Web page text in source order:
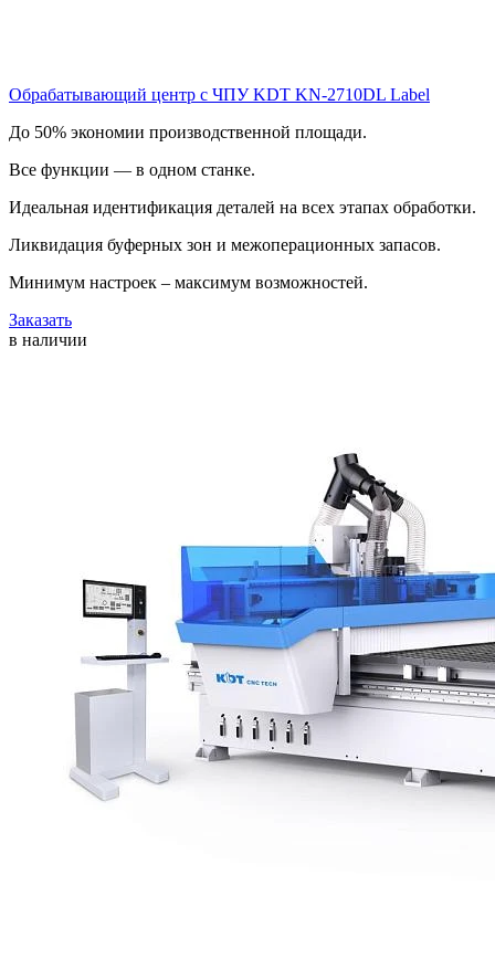
Обрабатывающий центр с ЧПУ KDT KN-2710DL Label
До 50% экономии производственной площади.
Все функции — в одном станке.
Идеальная идентификация деталей на всех этапах обработки.
Ликвидация буферных зон и межоперационных запасов.
Минимум настроек – максимум возможностей.
Заказать
в наличии